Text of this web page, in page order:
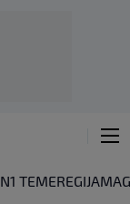
N1 TEMEREGIJA